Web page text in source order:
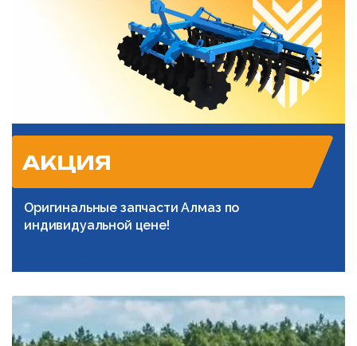
АКЦИЯ
Оригинальные запчасти Алмаз по
индивидуальной цене!